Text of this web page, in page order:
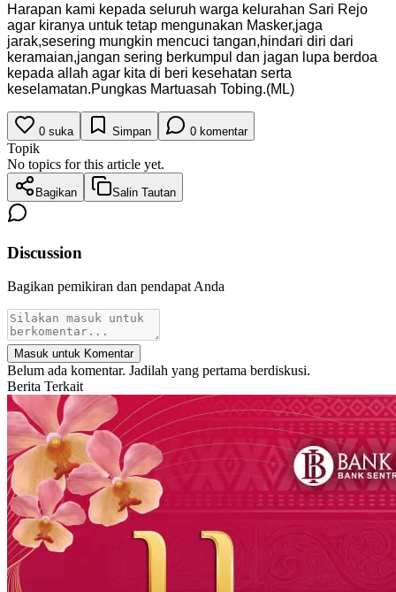
Harapan kami kepada seluruh warga kelurahan Sari Rejo
agar kiranya untuk tetap mengunakan Masker,jaga
jarak,sesering mungkin mencuci tangan,hindari diri dari
keramaian,jangan sering berkumpul dan jagan lupa berdoa
kepada allah agar kita di beri kesehatan serta
keselamatan.Pungkas Martuasah Tobing.(ML)
0 suka Simpan 0 komentar
Topik
No topics for this article yet.
Bagikan Salin Tautan
Discussion
Bagikan pemikiran dan pendapat Anda
Masuk untuk Komentar
Belum ada komentar. Jadilah yang pertama berdiskusi.
Berita Terkait